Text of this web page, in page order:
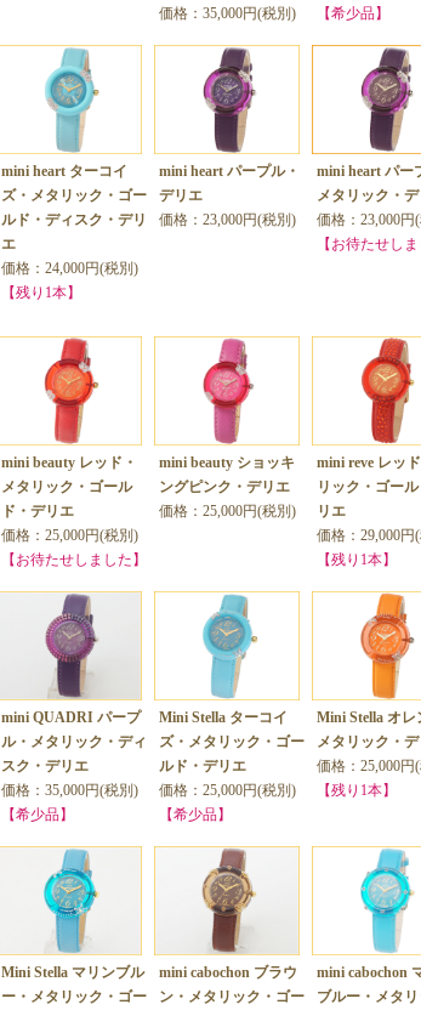
価格：35,000円(税別)
【希少品】
mini heart ターコイ
ズ・メタリック・ゴー
ルド・ディスク・デリ
エ
価格：24,000円(税別)
【残り1本】
mini heart パープル・
デリエ
価格：23,000円(税別)
mini heart パー
メタリック・
価格：23,000円
【お待たせしま
mini beauty レッド・
メタリック・ゴール
ド・デリエ
価格：25,000円(税別)
【お待たせしました】
mini beauty ショッキ
ングピンク・デリエ
価格：25,000円(税別)
mini reve レッ
リック・ゴー
リエ
価格：29,000円
【残り1本】
mini QUADRI パープ
ル・メタリック・ディ
スク・デリエ
価格：35,000円(税別)
【希少品】
Mini Stella ターコイ
ズ・メタリック・ゴー
ルド・デリエ
価格：25,000円(税別)
【希少品】
Mini Stella オレ
メタリック・
価格：25,000円
【残り1本】
Mini Stella マリンブル
ー・メタリック・ゴー
mini cabochon ブラウ
ン・メタリック・ゴー
mini cabochon
ブルー・メタリ